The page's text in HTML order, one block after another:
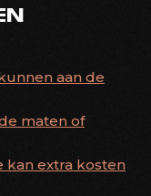
aan de
maten of
kan extra kosten